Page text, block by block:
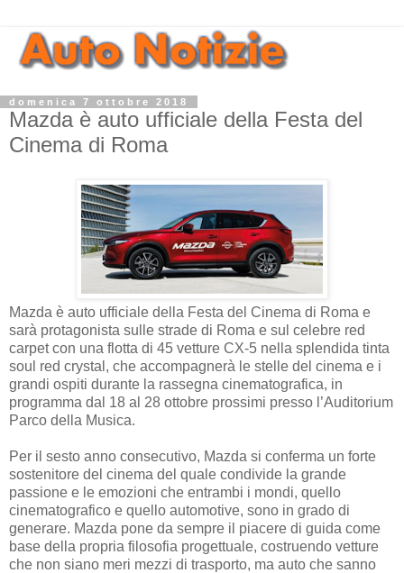
domenica 7 ottobre 2018
Mazda è auto ufficiale della Festa del
Cinema di Roma
Mazda è auto ufficiale della Festa del Cinema di Roma e
sarà protagonista sulle strade di Roma e sul celebre red
carpet con una flotta di 45 vetture CX-5 nella splendida tinta
soul red crystal, che accompagnerà le stelle del cinema e i
grandi ospiti durante la rassegna cinematografica, in
programma dal 18 al 28 ottobre prossimi presso l’Auditorium
Parco della Musica.
Per il sesto anno consecutivo, Mazda si conferma un forte
sostenitore del cinema del quale condivide la grande
passione e le emozioni che entrambi i mondi, quello
cinematografico e quello automotive, sono in grado di
generare. Mazda pone da sempre il piacere di guida come
base della propria filosofia progettuale, costruendo vetture
che non siano meri mezzi di trasporto, ma auto che sanno